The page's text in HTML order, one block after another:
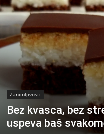
Zanimljivosti
Bez kvasca, bez
uspeva baš